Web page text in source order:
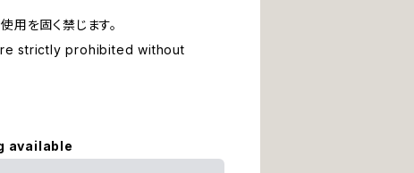
用を固く禁じます。
strictly prohibited without
available